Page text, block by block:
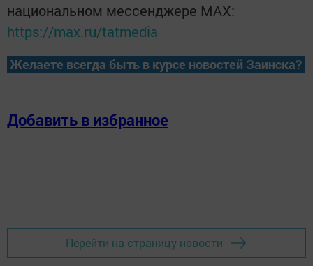
национальном мессенджере MАХ:
https://max.ru/tatmedia
Желаете всегда быть в курсе новостей Заинска?
Добавить в избранное
Перейти на страницу новости